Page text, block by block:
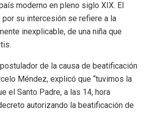
moderno en pleno siglo XIX. El
su intercesión se refiere a la
inexplicable, de una niña que
de la causa de beatificación
Méndez, explicó que “tuvimos la
el Santo Padre, a las 14, hora
autorizando la beatificación de